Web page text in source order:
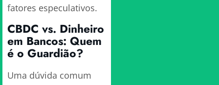
fatores especulativos.
CBDC vs. Dinheiro
em Bancos: Quem
é o Guardião?
Uma dúvida comum